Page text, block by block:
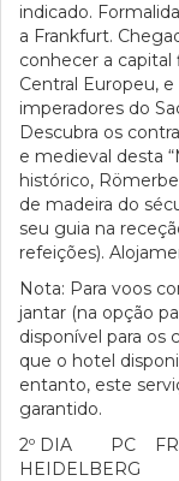
indicado.
a Frankfurt.
conhecer a capital
Central Europeu,
imperadores do
Descubra os
e medieval desta
histórico,
de madeira do
seu guia na
refeições).
Nota: Para voos
jantar (na opção
disponível para os
que o hotel
entanto, este
garantido.
2º DIA PC
HEIDELBERG